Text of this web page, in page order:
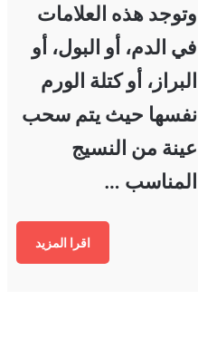
وتوجد هذه العلامات
في الدم، أو البول، أو
البراز، أو كتلة الورم
نفسها حيث يتم سحب
عينة من النسيج
المناسب …
اقرا المزيد